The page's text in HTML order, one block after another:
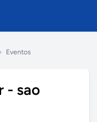
Eventos
- sao